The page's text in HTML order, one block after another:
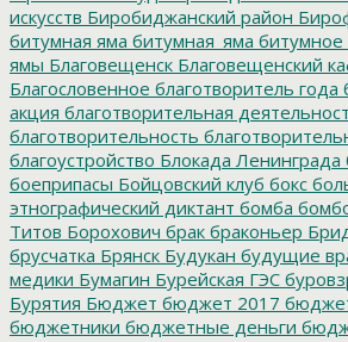
искусств Биробиджанский район
битумная яма битумная_яма битумное
ямы Благовещенск Благовещенский
Благословенное благотворитель года
акция благотворительная
благотворительность
благоустройство Блокада Ленинграда
боеприпасы Бойцовский клуб бокс
этнографический диктант бомба
Титов Борохович брак браконьер
брусчатка Брянск Будукан будущие
медики Бумагин Бурейская ГЭС
Бурятия Бюджет бюджет 2017
бюджетники бюджетные деньги